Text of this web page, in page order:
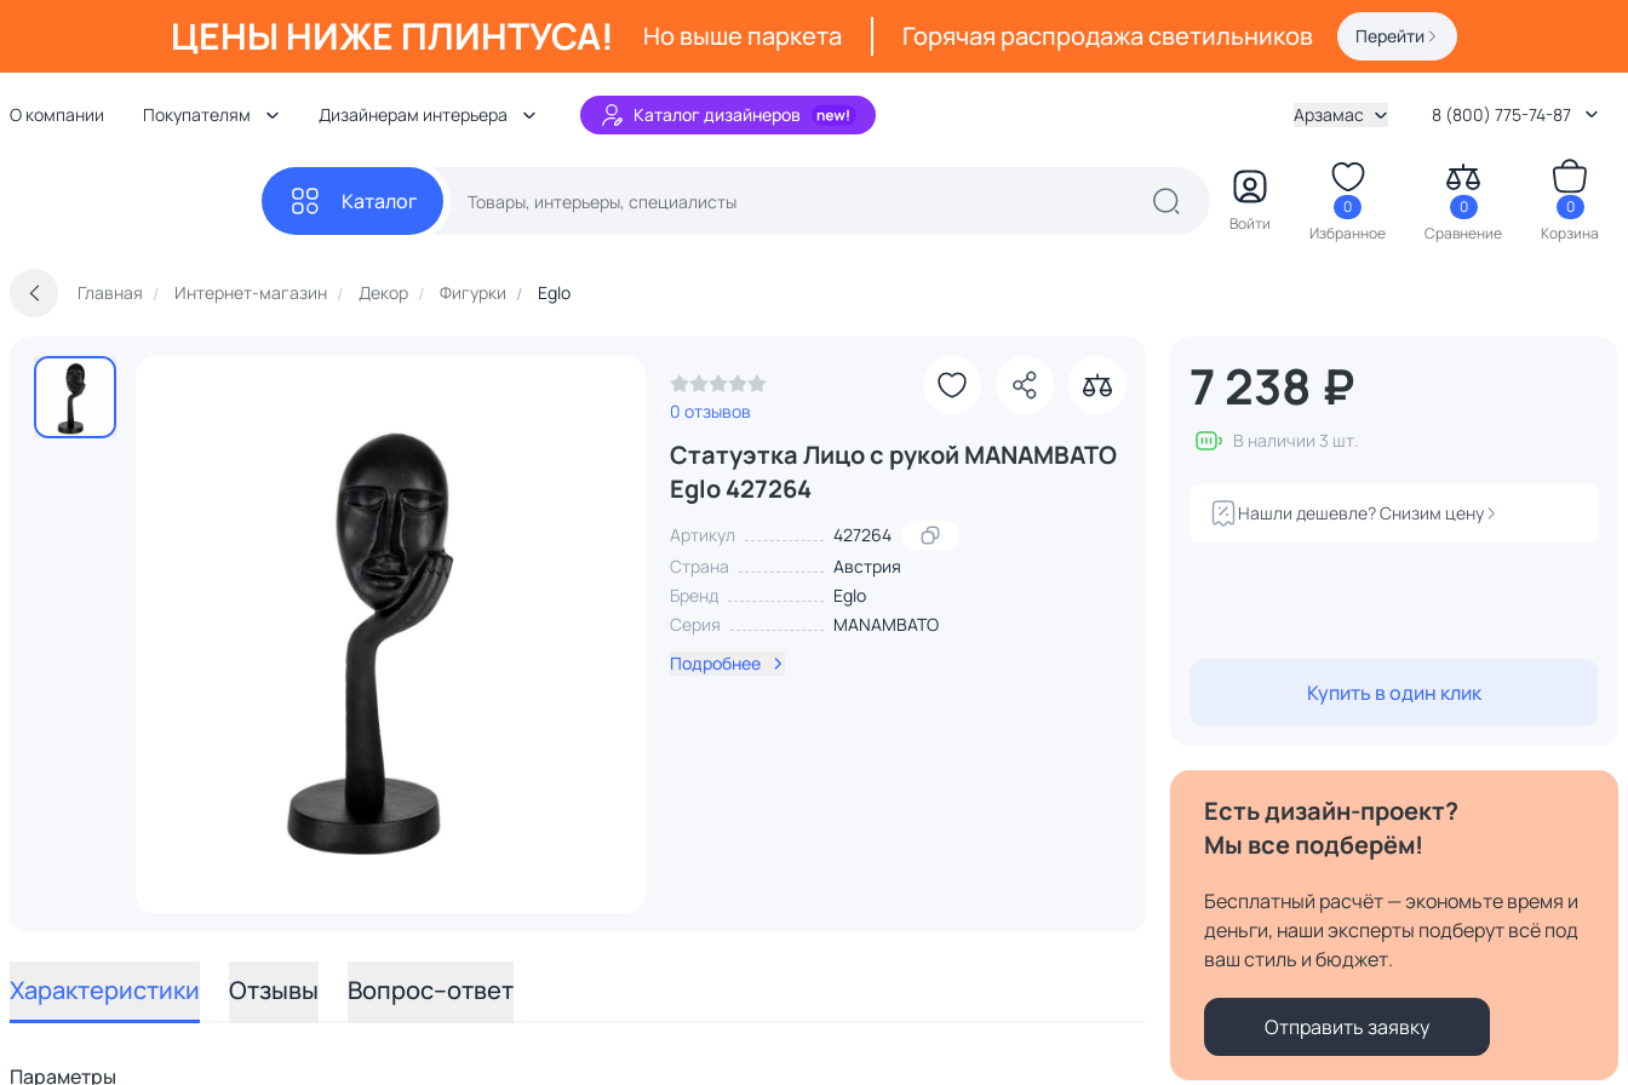
ЦЕНЫ НИЖЕ ПЛИНТУСА! Но выше паркета Горячая распродажа светильников Перейти
О компании Покупателям Дизайнерам интерьера Каталог дизайнеров Арзамас 8 (800) 775-74-87
Каталог
Войти
0
Избранное
0
Сравнение
0
Корзина
Главная Интернет-магазин Декор Фигурки Eglo
0 отзывов
Статуэтка Лицо с рукой MANAMBATO
Eglo 427264
Артикул
427264
Страна
Австрия
Бренд
Eglo
Серия
MANAMBATO
Подробнее
Характеристики Отзывы Вопрос–ответ
Параметры
7 238 ₽
В наличии 3 шт.
Нашли дешевле? Снизим цену
Купить в один клик
Есть дизайн-проект?
Мы все подберём!
Бесплатный расчёт — экономьте время и
деньги, наши эксперты подберут всё под
ваш стиль и бюджет.
Отправить заявку